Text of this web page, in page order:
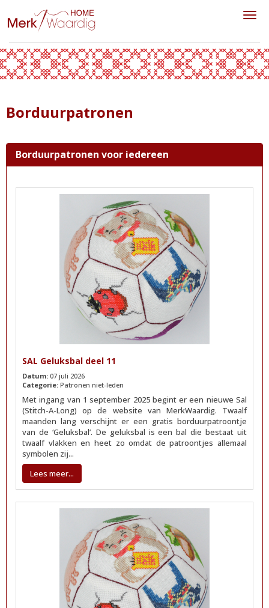
Borduurpatronen
Borduurpatronen voor iedereen
SAL Geluksbal deel 11
Datum: 07 juli 2026
Categorie: Patronen niet-leden
Met ingang van 1 september 2025 begint er een nieuwe Sal
(Stitch-A-Long) op de website van MerkWaardig. Twaalf
maanden lang verschijnt er een gratis borduurpatroontje
van de ‘Geluksbal’. De geluksbal is een bal die bestaat uit
twaalf vlakken en heet zo omdat de patroontjes allemaal
symbolen zij...
Lees meer...